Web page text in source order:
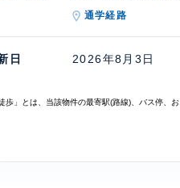
通学経路
日 2026年8月3日
歩」とは、当該物件の最寄駅(路線)、バス停、